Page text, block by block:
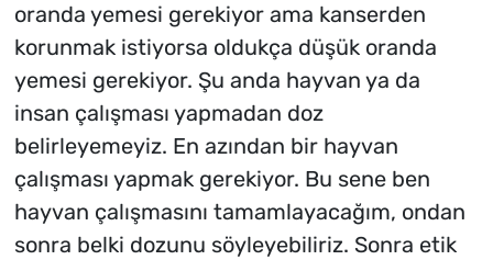
oranda yemesi gerekiyor ama kanserden
korunmak istiyorsa oldukça düşük oranda
yemesi gerekiyor. Şu anda hayvan ya da
insan çalışması yapmadan doz
belirleyemeyiz. En azından bir hayvan
çalışması yapmak gerekiyor. Bu sene ben
hayvan çalışmasını tamamlayacağım, ondan
sonra belki dozunu söyleyebiliriz. Sonra etik